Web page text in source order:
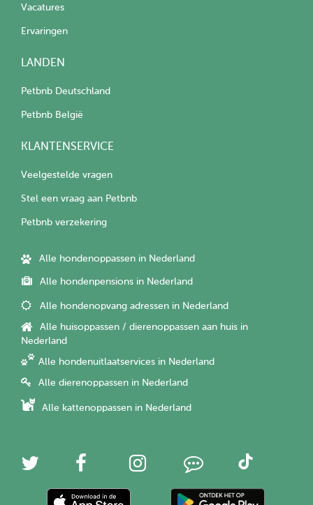
Vacatures
Ervaringen
LANDEN
Petbnb Deutschland
Petbnb België
KLANTENSERVICE
Veelgestelde vragen
Stel een vraag aan Petbnb
Petbnb verzekering
Alle hondenoppassen in Nederland
Alle hondenpensions in Nederland
Alle hondenopvang adressen in Nederland
Alle huisoppassen / dierenoppassen aan huis in
Nederland
Alle hondenuitlaatservices in Nederland
Alle dierenoppassen in Nederland
Alle kattenoppassen in Nederland